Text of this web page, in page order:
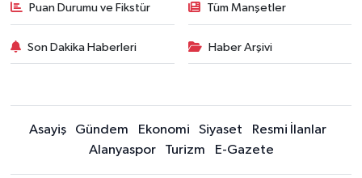
Puan Durumu ve Fikstür Tüm Manşetler
Son Dakika Haberleri Haber Arşivi
Asayiş Gündem Ekonomi Siyaset
Resmi İlanlar
Alanyaspor
Turizm E-Gazete